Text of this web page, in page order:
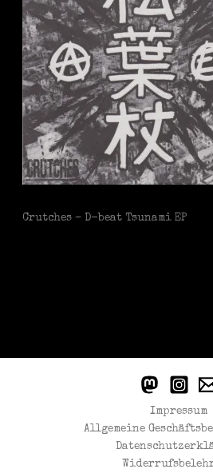
Crutches – D-beat Tsunami EP
Impressum
Allgemeine